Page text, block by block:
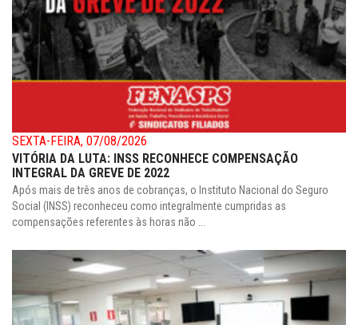
SEXTA-FEIRA, 07/08/2026
VITÓRIA DA LUTA: INSS RECONHECE COMPENSAÇÃO
INTEGRAL DA GREVE DE 2022
Após mais de três anos de cobranças, o Instituto Nacional do Seguro
Social (INSS) reconheceu como integralmente cumpridas as
compensações referentes às horas não ...